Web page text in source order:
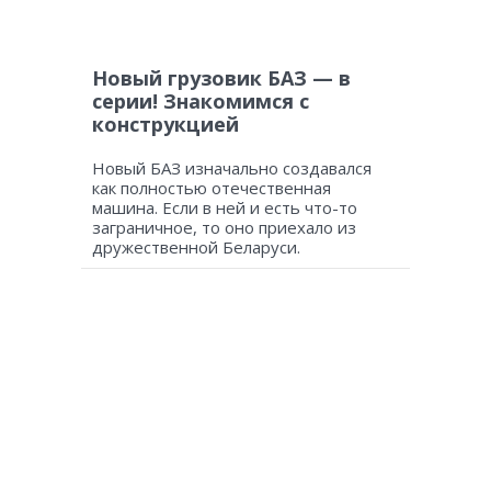
Новый грузовик БАЗ — в
серии! Знакомимся с
конструкцией
Новый БАЗ изначально создавался
как полностью отечественная
машина. Если в ней и есть что-то
заграничное, то оно приехало из
дружественной Беларуси.